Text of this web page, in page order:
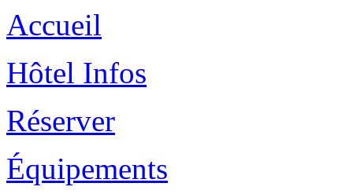
Accueil
Hôtel Infos
Réserver
Équipements